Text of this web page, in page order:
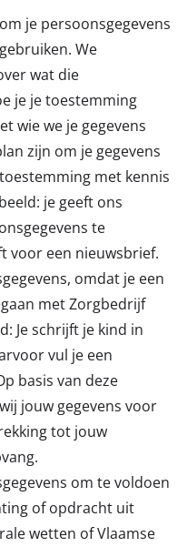
je persoonsgegevens
We
wat die
je je toestemming
wie we je gegevens
zijn om je gegevens
met kennis
je geeft ons
te
voor een nieuwsbrief.
omdat je een
met Zorgbedrijf
Je schrijft je kind in
vul je een
basis van deze
jouw gegevens voor
tot jouw
om te voldoen
of opdracht uit
wetten of Vlaamse